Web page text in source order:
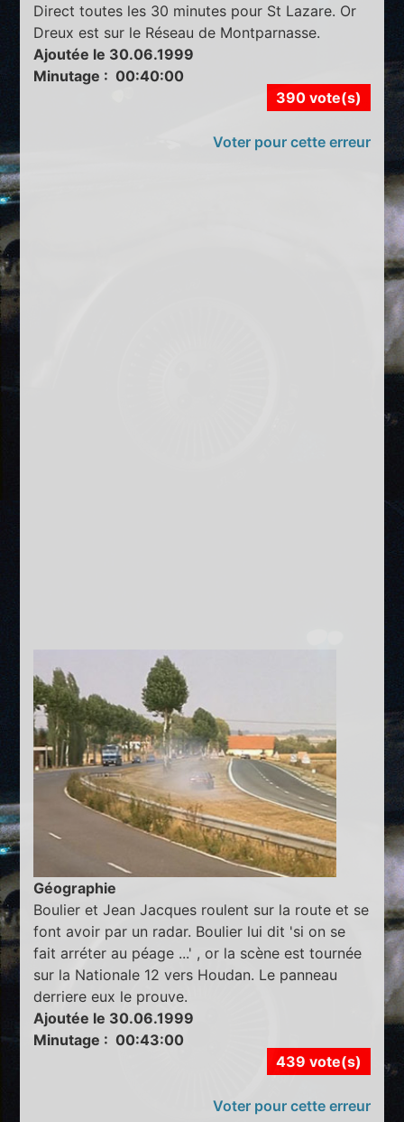
Direct toutes les 30 minutes pour St Lazare. Or
Dreux est sur le Réseau de Montparnasse.
Ajoutée le 30.06.1999
Minutage : 00:40:00
390 vote(s)
Voter pour cette erreur
Géographie
Boulier et Jean Jacques roulent sur la route et se
font avoir par un radar. Boulier lui dit 'si on se
fait arréter au péage ...' , or la scène est tournée
sur la Nationale 12 vers Houdan. Le panneau
derriere eux le prouve.
Ajoutée le 30.06.1999
Minutage : 00:43:00
439 vote(s)
Voter pour cette erreur